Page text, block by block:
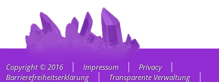
Copyright © 2016 Impressum
Privacy
Barrierefreiheitserklärung
Transparente Verwaltung